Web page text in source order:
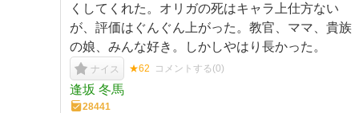
くしてくれた。オリガの死はキャラ上仕方ない
が、評価はぐんぐん上がった。教官、ママ、貴族
の娘、みんな好き。しかしやはり長かった。
ナイス ★62 コメントする(0)
逢坂 冬馬
28441